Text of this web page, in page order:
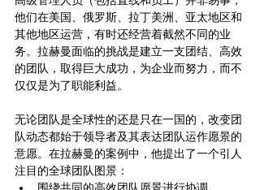
他们在美国、俄罗斯、拉丁美洲、亚太地区和
其他地区运营，有时还经营着截然不同的业
务。拉赫曼面临的挑战是建立一支团结、高效
的团队，取得巨大成功，为企业而努力，而不
仅仅是为了职能利益。
无论团队是全球性的还是只在一国的，改变团
队动态都始于领导者及其表达团队运作愿景的
意愿。在拉赫曼的案例中，他提出了一个引人
注目的全球团队图景：